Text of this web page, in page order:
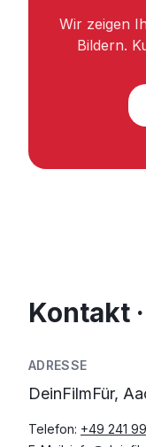
Wir zeigen
Bildern.
Kontakt
ADRESSE
DeinFilmFür,
Telefon: +49 241